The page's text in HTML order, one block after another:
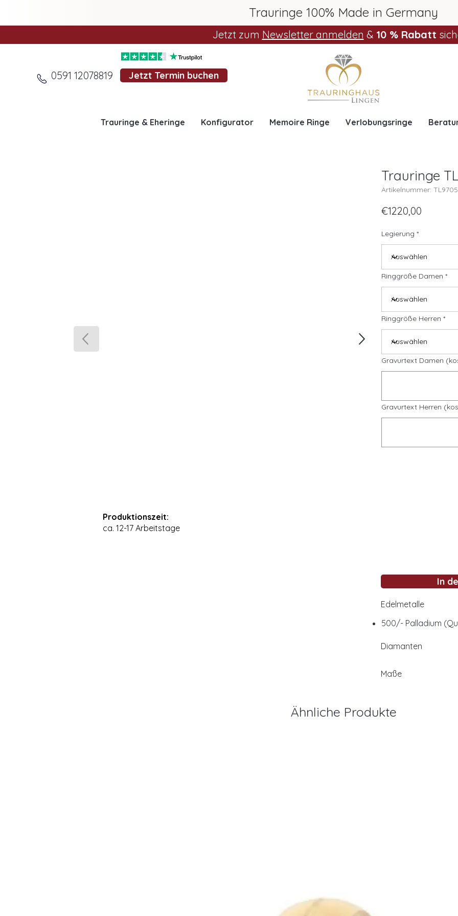
Trauringe 100% Made in Germany
Jetzt zum Newsletter anmelden & 10 % Rabatt
0591 12078819 Jetzt Termin buchen
Trauringe & Eheringe Konfigurator Memoire Ringe Verlobungsringe
Produktionszeit:
ca. 12-17 Arbeitstage
Trauringe
Artikelnummer:
€1220,00
Legierung
Ringgröße Damen
Ringgröße Herren
Gravurtext Damen
Gravurtext Herren
In
Edelmetalle
500/- Palladium
Diamanten
Maße
Ähnliche Produkte